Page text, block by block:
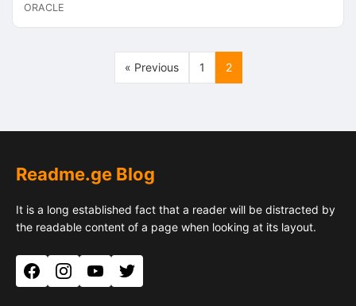
ORACLE
« Previous 1 2
Readme.ge Blog
It is a long established fact that a reader will be distracted by
the readable content of a page when looking at its layout.
FacebookInstagramYouTubeTwitter